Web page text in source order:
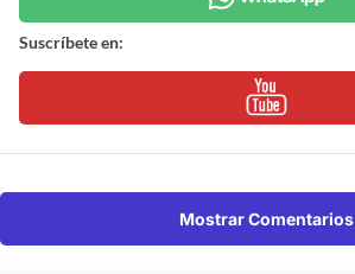
Suscríbete en:
Mostrar Comentarios